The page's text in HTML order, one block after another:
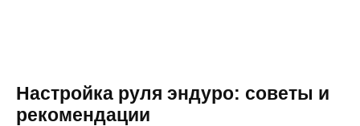
Настройка руля эндуро: советы и
рекомендации